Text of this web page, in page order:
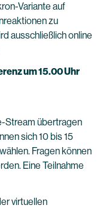
Variante auf
zu
ausschließlich online
um 15.00 Uhr
Stream übertragen
sich 10 bis 15
Fragen können
Eine Teilnahme
virtuellen